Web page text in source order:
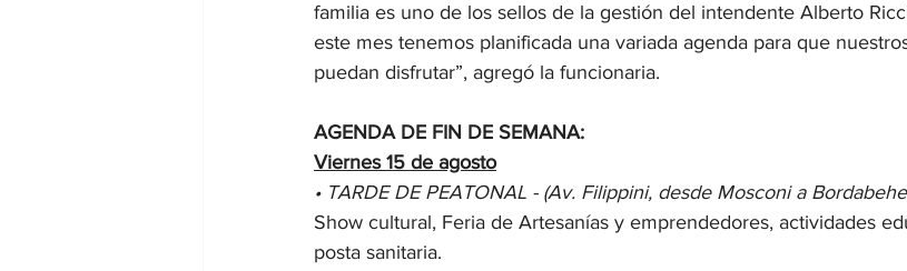
familia es uno de los sellos de la gestión del intendente Alberto
este mes tenemos planificada una variada agenda para que
puedan disfrutar”, agregó la funcionaria.
AGENDA DE FIN DE SEMANA:
Viernes 15 de agosto
• TARDE DE PEATONAL - (Av. Filippini, desde Mosconi a
Show cultural, Feria de Artesanías y emprendedores, actividades
posta sanitaria.